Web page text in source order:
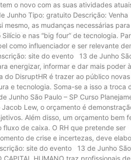
o novo com as suas atividades
Junho Tipo: gratuito Descrição: Venha
as mudanças necessárias
e nas “big four” de tecnologia.
como influenciador e ser relevante
site do evento 13 de Junho
energizar, informar e dar mais poder à
DisruptHR é trazer ao público novas
e tecnologia. Soma-se a isso a troca
São Paulo – SP Curso
Lew, o orçamento é
Além disso, um orçamento bem
de caixa. O RH que pretende ser
de crise e incertezas, deve
site do evento 13 de Junho
HUMANO traz profissionais